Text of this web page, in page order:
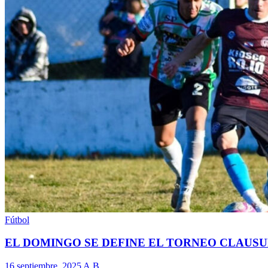
Fútbol
EL DOMINGO SE DEFINE EL TORNEO